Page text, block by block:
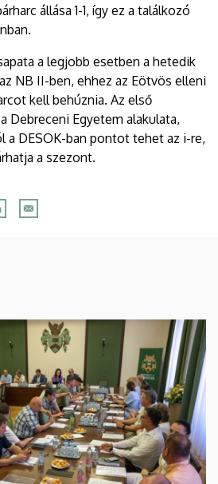
állása 1-1, így ez a találkozó
a legjobb esetben a hetedik
NB II-ben, ehhez az Eötvös elleni
kell behúznia. Az első
Debreceni Egyetem alakulata,
a DESOK-ban pontot tehet az i-re,
a szezont.